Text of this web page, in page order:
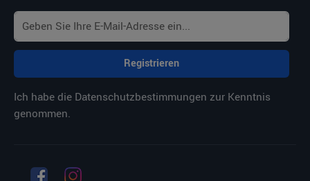
Registrieren
Ich habe die Datenschutzbestimmungen zur Kenntnis
genommen.